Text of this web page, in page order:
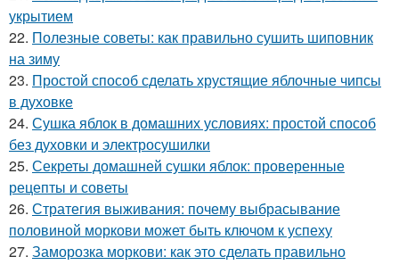
укрытием
22. Полезные советы: как правильно сушить шиповник
на зиму
23. Простой способ сделать хрустящие яблочные чипсы
в духовке
24. Сушка яблок в домашних условиях: простой способ
без духовки и электросушилки
25. Секреты домашней сушки яблок: проверенные
рецепты и советы
26. Стратегия выживания: почему выбрасывание
половиной моркови может быть ключом к успеху
27. Заморозка моркови: как это сделать правильно